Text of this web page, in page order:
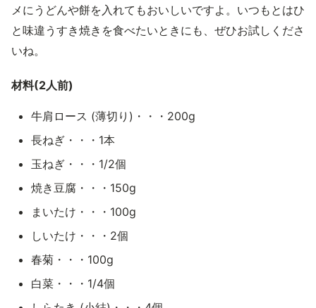
メにうどんや餅を入れてもおいしいですよ。いつもとはひ
と味違うすき焼きを食べたいときにも、ぜひお試しくださ
いね。
材料(2人前)
牛肩ロース (薄切り)・・・200g
長ねぎ・・・1本
玉ねぎ・・・1/2個
焼き豆腐・・・150g
まいたけ・・・100g
しいたけ・・・2個
春菊・・・100g
白菜・・・1/4個